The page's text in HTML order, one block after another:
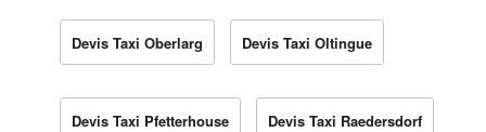
Devis Taxi Oberlarg Devis Taxi Oltingue
Devis Taxi Pfetterhouse Devis Taxi Raedersdorf